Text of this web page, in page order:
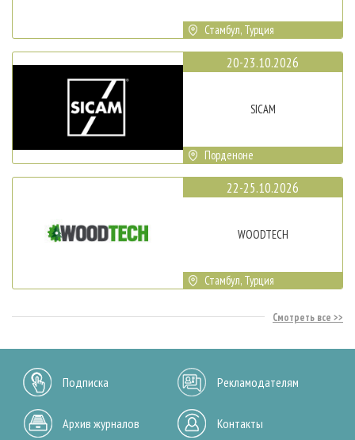
Стамбул, Турция
20-23.10.2026
SICAM
Порденоне
22-25.10.2026
WOODTECH
Стамбул, Турция
Смотреть все
Подписка Рекламодателям
Архив журналов Контакты